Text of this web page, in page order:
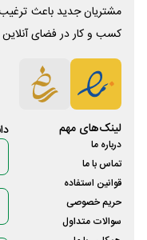
مشتریان جدید باعث
کسب و کار در فضای
لینک‌های مهم
درباره ما
تماس با ما
قوانین استفاده
حریم خصوصی
سوالات متداول